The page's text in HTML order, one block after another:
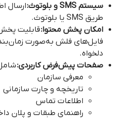
سیستم SMS و بلوتوث:
ارسال
طریق SMS یا بلوتوث.
امکان پخش محتوا:قابلیت
فایل‌های فلش به‌صورت
دلخواه.
صفحات پیش‌فرض کاربردی:
معرفی سازمان
تاریخچه و چارت سازمانی
اطلاعات تماس
راهنمای طبقات و پلان